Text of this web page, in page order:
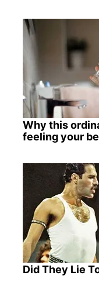
Why this
feeling your
Did They Lie